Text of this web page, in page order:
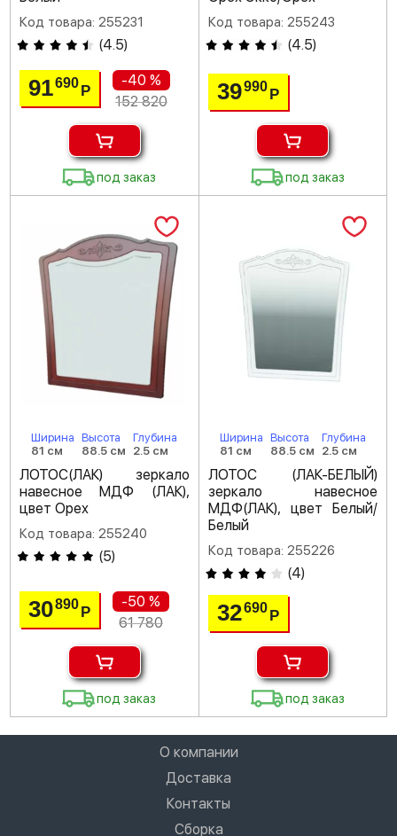
Код товара: 255231
(4.5)
91690Р
-40 %
152 820
под заказ
Код товара: 255243
(4.5)
39990 Р
под заказ
Ширина
81 см
Высота
88.5 см
Глубина
2.5 см
ЛОТОС(ЛАК) зеркало
навесное МДФ (ЛАК),
цвет Орех
Код товара: 255240
(5)
30890Р
-50 %
61 780
под заказ
Ширина
81 см
Высота
88.5 см
Глубина
2.5 см
ЛОТОС (ЛАК-БЕЛЫЙ)
зеркало навесное
МДФ(ЛАК), цвет Белый/
Белый
Код товара: 255226
(4)
32690 Р
под заказ
О компании
Доставка
Контакты
Сборка